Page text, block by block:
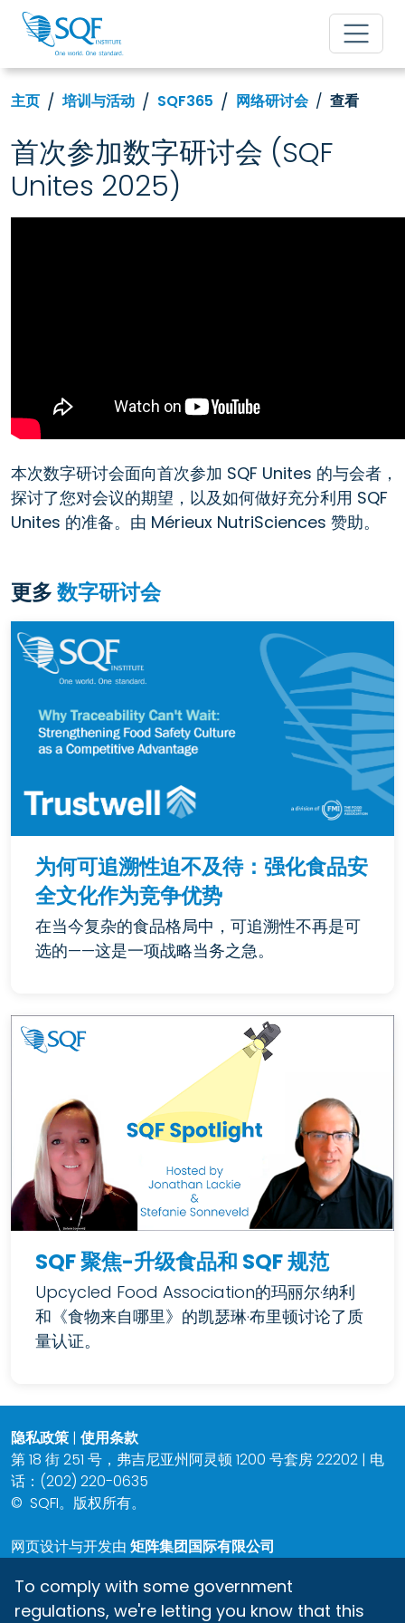
主页 培训与活动 SQF365 网络研讨会 查看
首次参加数字研讨会 (SQF
Unites 2025)
本次数字研讨会面向首次参加 SQF Unites 的与会者，
探讨了您对会议的期望，以及如何做好充分利用 SQF
Unites 的准备。由 Mérieux NutriSciences 赞助。
更多数字研讨会
为何可追溯性迫不及待：强化食品安
全文化作为竞争优势
在当今复杂的食品格局中，可追溯性不再是可
选的——这是一项战略当务之急。
SQF 聚焦-升级食品和 SQF 规范
Upcycled Food Association的玛丽尔·纳利
和《食物来自哪里》的凯瑟琳·布里顿讨论了质
量认证。
隐私政策 | 使用条款
第 18 街 251 号，弗吉尼亚州阿灵顿 1200 号套房 22202 | 电
话：(202) 220-0635
© SQFI。版权所有。
网页设计与开发由 矩阵集团国际有限公司
To comply with some government
regulations, we're letting you know that this